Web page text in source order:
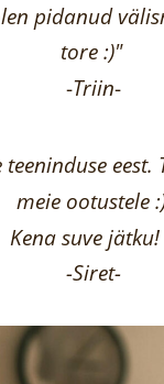
pidanud
tore :)"
-Triin-
eest.
meie ootustele
Kena suve
-Siret-